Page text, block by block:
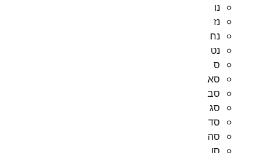
נו
נז
נח
נט
ס
סא
סב
סג
סד
סה